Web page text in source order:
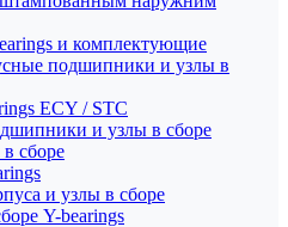
и комплектующие
подшипники и узлы в
ECY / STC
и узлы в сборе
сборе
и узлы в сборе
Y-bearings